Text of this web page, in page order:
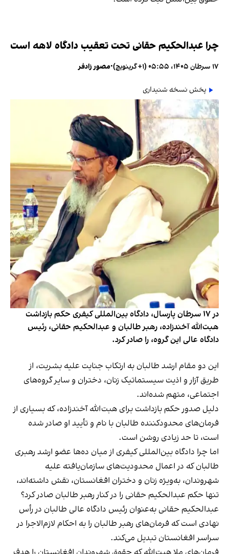
چرا عبدالحکیم حقانی تحت تعقیب دادگاه لاهه است
۱۷ سرطان ۱۴۰۵، ۰۵:۵۵ (‎+۱ گرینویچ) •مصور زادفر
پخش نسخه شنیداری
در ۱۷ سرطان پارسال، دادگاه بین‌المللی کیفری حکم بازداشت
هبت‌الله آخندزاده، رهبر طالبان و عبدالحکیم حقانی، رئیس
دادگاه عالی این گروه، را صادر کرد.
این دو مقام ارشد طالبان به ارتکاب جنایت علیه بشریت، از
طریق آزار و اذیت سیستماتیک زنان، دختران و سایر گروه‌های
اجتماعی، متهم شده‌اند.
دلیل صدور حکم بازداشت برای هبت‌الله آخندزاده، که بسیاری از
فرمان‌های محدودکننده طالبان با نام و تأیید او صادر شده
است، تا حد زیادی روشن است.
اما چرا دادگاه بین‌المللی کیفری از میان ده‌ها عضو ارشد رهبری
طالبان که در اعمال محدودیت‌های سازمان‌یافته علیه
شهروندان، به‌ویژه زنان و دختران افغانستان، نقش داشته‌اند،
تنها حکم عبدالحکیم حقانی را در کنار رهبر طالبان صادر کرد؟
عبدالحکیم حقانی به‌عنوان رئیس دادگاه عالی طالبان در رأس
نهادی است که فرمان‌های رهبر طالبان را به احکام لازم‌الاجرا در
سراسر افغانستان تبدیل می‌کند.